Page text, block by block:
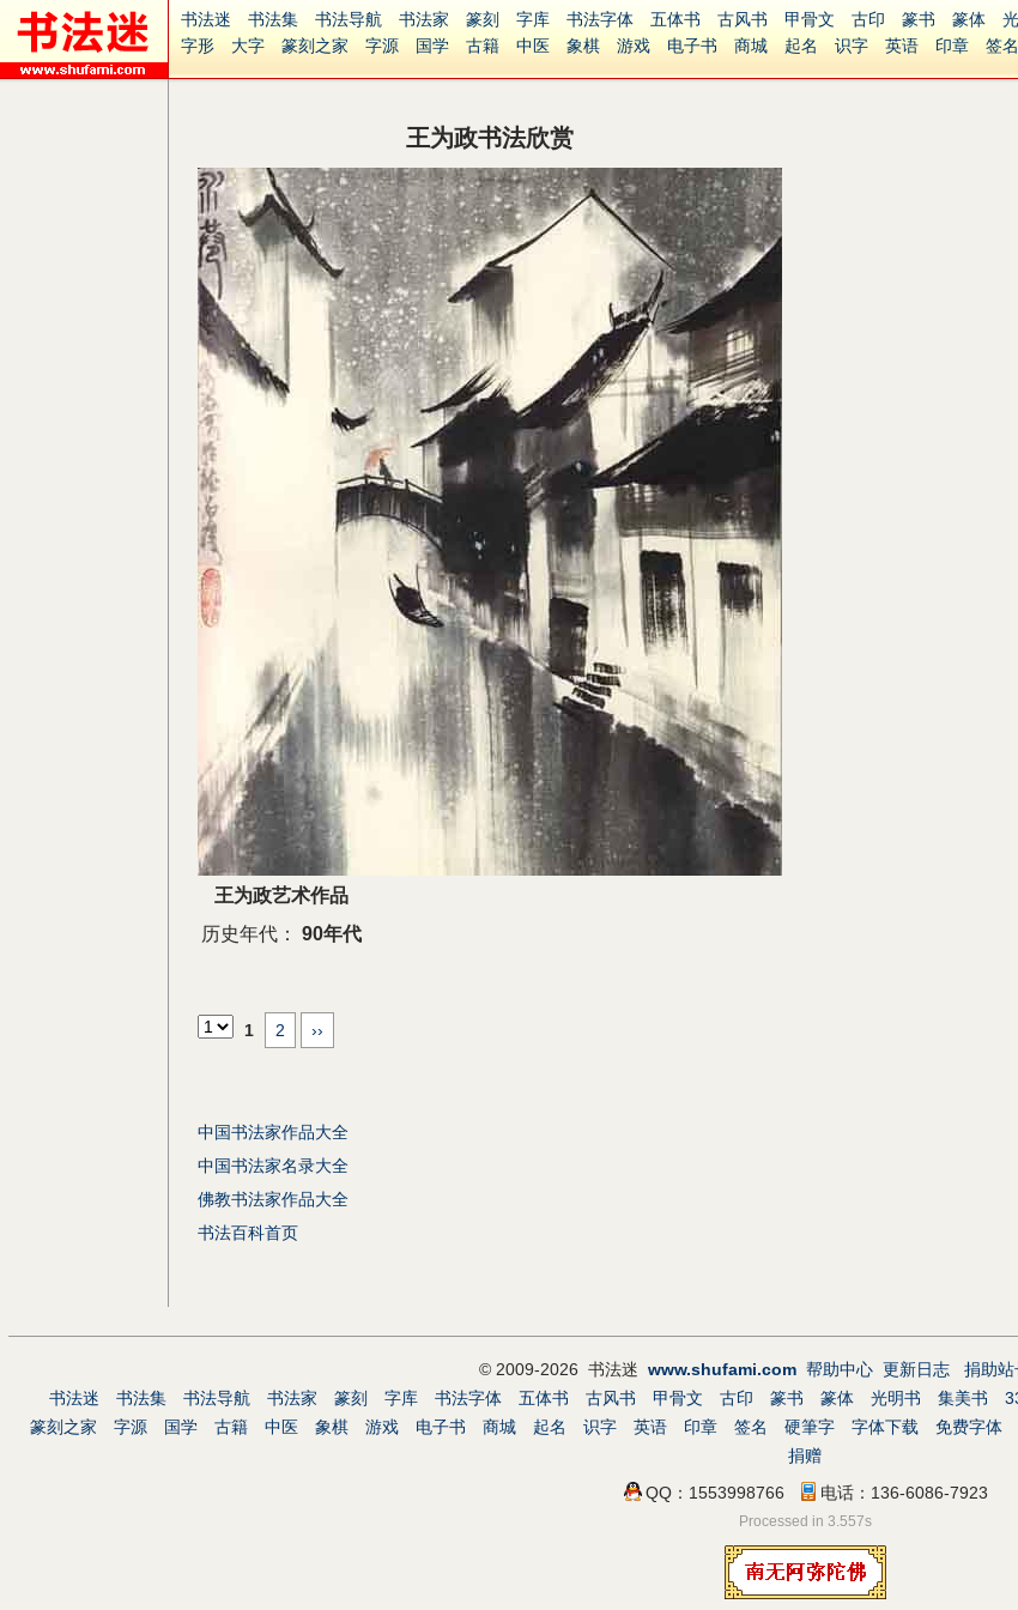
书法迷 书法集 书法导航 书法家 篆刻 字库 书法字体 五体书 古风书 甲骨文 古印 篆书 篆体
字形
大字 篆刻之家 字源 国学 古籍 中医 象棋 游戏 电子书 商城 起名 识字 英语 印章 签名
王为政书法欣赏
王为政艺术作品
历史年代：
90年代
1 2 ››
中国书法家作品大全
中国书法家名录大全
佛教书法家作品大全
书法百科首页
© 2009-2026 书法迷 www.shufami.com 帮助中心 更新日志 捐助站
书法迷
书法集 书法导航 书法家 篆刻 字库 书法字体 五体书 古风书 甲骨文 古印 篆书 篆体 光明书 集美书
篆刻之家
字源 国学 古籍 中医 象棋 游戏 电子书 商城 起名 识字 英语 印章 签名 硬筆字 字体下载 免费字体
捐赠
QQ：1553998766
电话：136-6086-7923
Processed in 3.557s